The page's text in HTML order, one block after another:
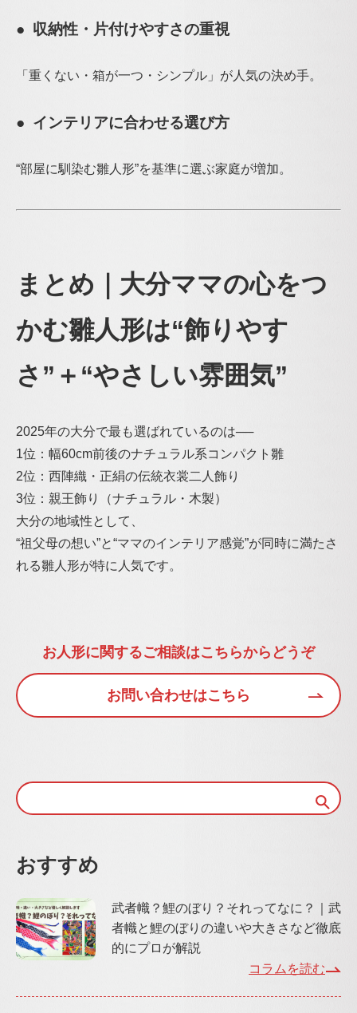
● 収納性・片付けやすさの重視
「重くない・箱が一つ・シンプル」が人気の決め手。
● インテリアに合わせる選び方
“部屋に馴染む雛人形”を基準に選ぶ家庭が増加。
まとめ｜大分ママの心をつ
かむ雛人形は“飾りやす
さ”＋“やさしい雰囲気”
2025年の大分で最も選ばれているのは──
1位：幅60cm前後のナチュラル系コンパクト雛
2位：西陣織・正絹の伝統衣裳二人飾り
3位：親王飾り（ナチュラル・木製）
大分の地域性として、
“祖父母の想い”と“ママのインテリア感覚”が同時に満たさ
れる雛人形が特に人気です。
お人形に関するご相談はこちらからどうぞ
お問い合わせはこちら
おすすめ
武者幟？鯉のぼり？それってなに？｜武
者幟と鯉のぼりの違いや大きさなど徹底
的にプロが解説
コラムを読む